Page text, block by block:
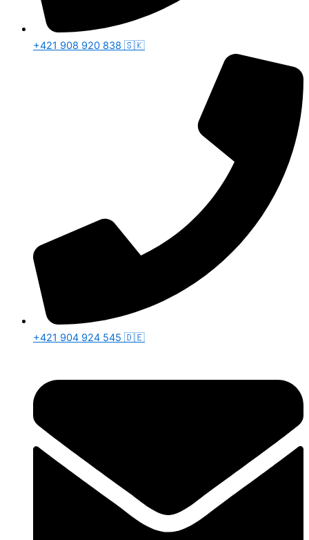
+421 908 920 838 🇸🇰
+421 904 924 545 🇩🇪